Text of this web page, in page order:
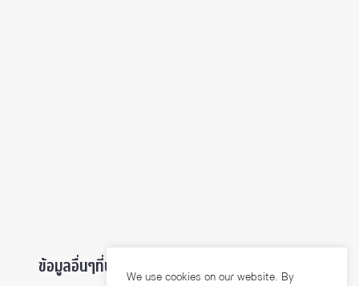
ข้อมูลอื่นๆที่น่าสนใจ ...We use cookies on our website. By